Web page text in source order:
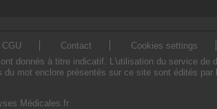
CGU Contact
Cookies settings
donnés à titre indicatif. L'utilisation du service de
mot enclore présentés sur ce site sont édités par
Médicales.fr